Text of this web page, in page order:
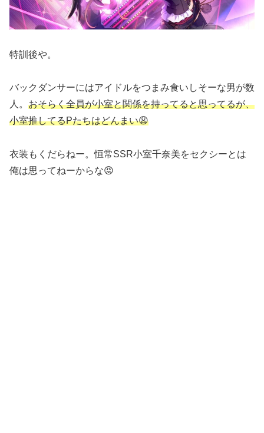
特訓後や。
バックダンサーにはアイドルをつまみ食いしそーな男が数
人。 おそらく全員が小室と関係を持ってると思ってるが、
小室推してるPたちはどんまい😩
衣装もくだらねー。恒常SSR小室千奈美をセクシーとは
俺は思ってねーからな😡